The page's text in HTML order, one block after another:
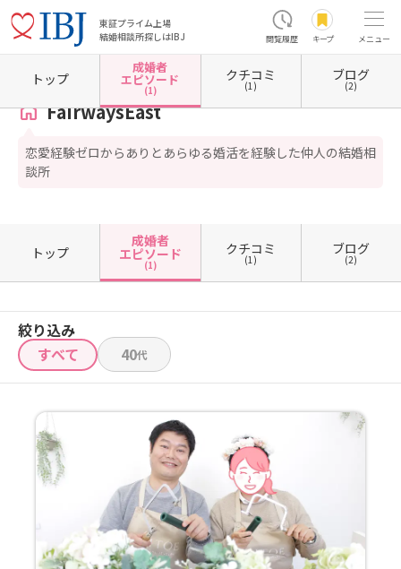
東証プライム上場
結婚相談所探しはIBJ
閲覧履歴 キープ メニュー
ホーム 茨城県の結婚相談所 茨城県ひたちなか市 FairwaysEast 成婚者エピソード一
FairwaysEast
恋愛経験ゼロからありとあらゆる婚活を経験した仲人の結婚相
談所
トップ
成婚者
エピソード
(1)
クチコミ
(1)
ブログ
(2)
トップ
成婚者
エピソード
(1)
クチコミ
(1)
ブログ
(2)
絞り込み
すべて
40代